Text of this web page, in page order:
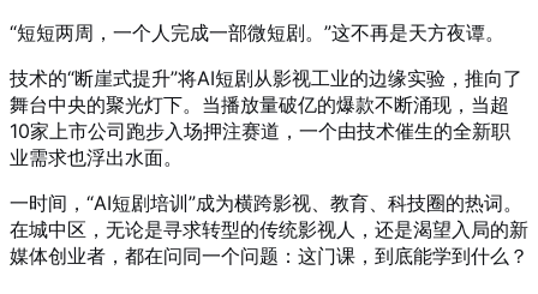
“短短两周，一个人完成一部微短剧。”这不再是天方夜谭。
技术的“断崖式提升”将AI短剧从影视工业的边缘实验，推向了
舞台中央的聚光灯下。当播放量破亿的爆款不断涌现，当超
10家上市公司跑步入场押注赛道，一个由技术催生的全新职
业需求也浮出水面。
一时间，“AI短剧培训”成为横跨影视、教育、科技圈的热词。
在城中区，无论是寻求转型的传统影视人，还是渴望入局的新
媒体创业者，都在问同一个问题：这门课，到底能学到什么？